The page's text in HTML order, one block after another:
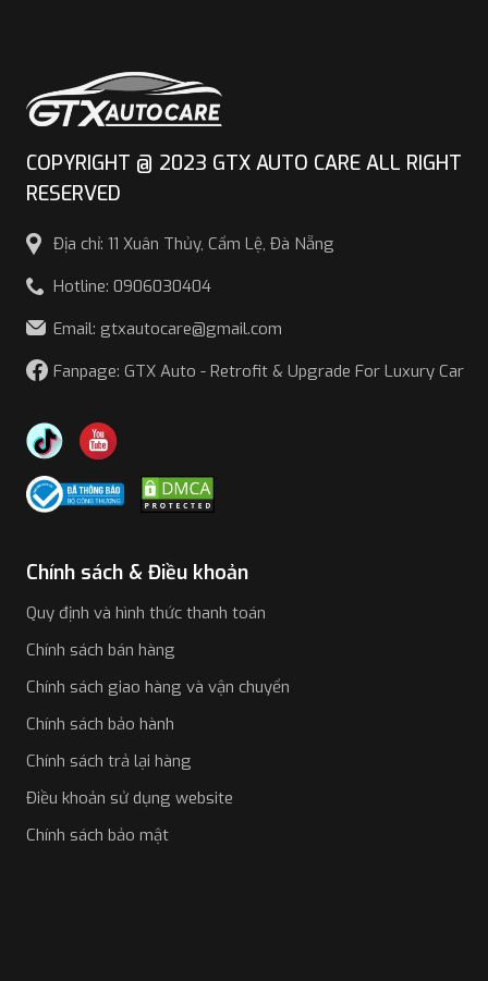
COPYRIGHT @ 2023 GTX AUTO CARE ALL RIGHT
RESERVED
Địa chỉ: 11 Xuân Thủy, Cẩm Lệ, Đà Nẵng
Hotline: 0906030404
Email: gtxautocare@gmail.com
Fanpage: GTX Auto - Retrofit & Upgrade For Luxury Car
Chính sách & Điều khoản
Quy định và hình thức thanh toán
Chính sách bán hàng
Chính sách giao hàng và vận chuyển
Chính sách bảo hành
Chính sách trả lại hàng
Điều khoản sử dụng website
Chính sách bảo mật